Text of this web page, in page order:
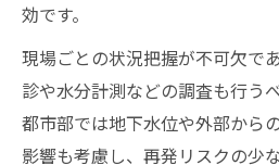
効です。
現場ごとの状況把握が不可欠で
診や水分計測などの調査も行う
都市部では地下水位や外部から
影響も考慮し、再発リスクの少